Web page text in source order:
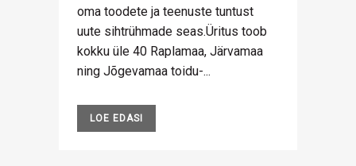
oma toodete ja teenuste tuntust
uute sihtrühmade seas.Üritus toob
kokku üle 40 Raplamaa, Järvamaa
ning Jõgevamaa toidu-...
LOE EDASI